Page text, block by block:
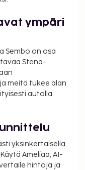
vuokrattavat
kuuluu
hiiligrilli ja tietoja
Nauti
Tällä
oman
ympäri
Sembo on osa
Stena-
meitä tukee alan
autolla
yksinkertaisella
Ameliaa, AI-
hintoja ja